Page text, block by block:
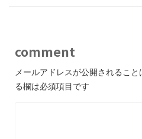
comment
メールアドレスが公開されること
る欄は必須項目です